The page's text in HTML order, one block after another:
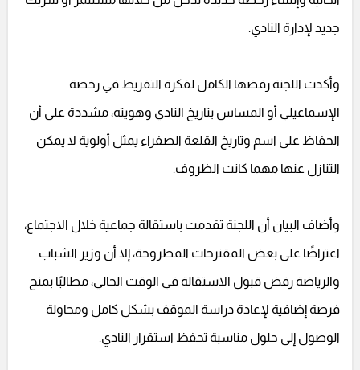
جديد لإدارة النادي.
وأكدت اللجنة رفضها الكامل لفكرة التفريط في رخصة
الإسماعيلي أو المساس بتاريخ النادي وهويته، مشددة على أن
الحفاظ على اسم وتاريخ القلعة الصفراء يمثل أولوية لا يمكن
التنازل عنها مهما كانت الظروف.
وأضاف البيان أن اللجنة تقدمت باستقالة جماعية خلال الاجتماع،
اعتراضًا على بعض المقترحات المطروحة، إلا أن وزير الشباب
والرياضة رفض قبول الاستقالة في الوقت الحالي، مطالبًا بمنح
فرصة إضافية لإعادة دراسة الموقف بشكل كامل ومحاولة
الوصول إلى حلول مناسبة تحفظ استقرار النادي.